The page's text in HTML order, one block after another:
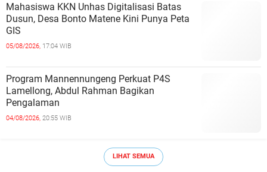
Mahasiswa KKN Unhas Digitalisasi Batas
Dusun, Desa Bonto Matene Kini Punya Peta
GIS
05/08/2026, 17:04 WIB
Program Mannennungeng Perkuat P4S
Lamellong, Abdul Rahman Bagikan
Pengalaman
04/08/2026, 20:55 WIB
LIHAT SEMUA